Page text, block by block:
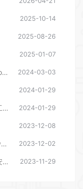
2025-10-14
2025-08-26
2025-01-07
小红书链接提取/作品采集工具XHS-Downloader 2024-03-03
2024-01-29
WechatDownload微信公号文章下载工具_v1.4.8 2024-01-29
2023-12-08
知名视频网站B站视频下载-Bilidown-v1.0.8 2023-12-02
uTorrent(种子下载)v3.6.0.46944免安装版 2023-11-29